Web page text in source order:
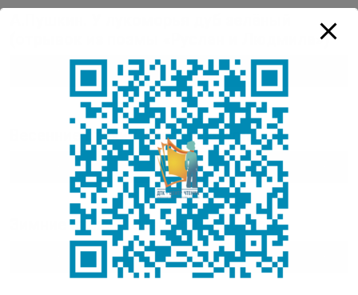
(отрывок из поэмы «Руслан и Людмила»)
Аудиоплеер
Весенние стихи / Сааскы хоһооннор
Аудиоплеер
Зимние стихи / Кыһыҥҥы хоһооннор
Аудиоплеер